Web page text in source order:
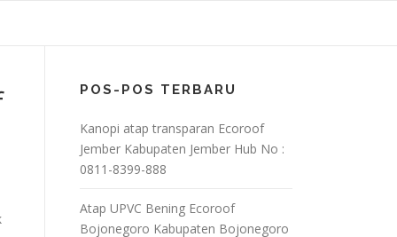
POS-POS TERBARU
Kanopi atap transparan Ecoroof
Jember Kabupaten Jember Hub No :
0811-8399-888
Atap UPVC Bening Ecoroof
Bojonegoro Kabupaten Bojonegoro